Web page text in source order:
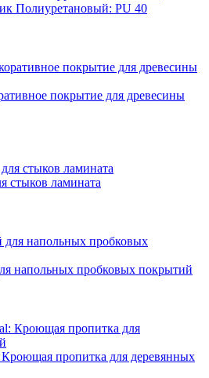
Полиуретановый: PU 40
покрытие для древесины
стыков ламината
напольных пробковых покрытий
пропитка для деревянных